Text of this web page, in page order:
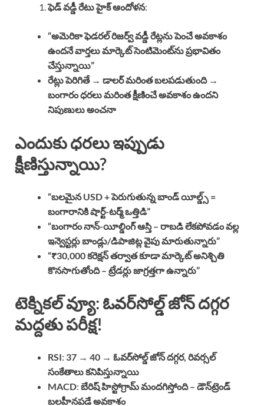
ఫెడ్ వడ్డీ రేటు హైక్ ఆందోళన:
“అమెరికా ఫెడరల్ రిజర్వ్ వడ్డీ రేట్లను పెంచే అవకాశం
ఉందనే వార్తలు మార్కెట్ సెంటిమెంట్‌ను ప్రభావితం
చేస్తున్నాయి”
రేట్లు పెరిగితే → డాలర్ మరింత బలపడుతుంది →
బంగారం ధరలు మరింత క్షీణించే అవకాశం ఉందని
నిపుణులు అంచనా
ఎందుకు ధరలు ఇప్పుడు
క్షీణిస్తున్నాయి?
“బలమైన USD + పెరుగుతున్న బాండ్ యీల్డ్స్ =
బంగారానికి షార్ట్-టర్మ్ ఒత్తిడి”
“బంగారం నాన్-యీల్డింగ్ ఆస్తి – రాబడి లేకపోవడం వల్ల
ఇన్వెస్టర్లు బాండ్లు/డిపాజిట్ల వైపు మారుతున్నారు”
“₹30,000 కరెక్షన్ తర్వాత కూడా మార్కెట్ అనిశ్చితి
కొనసాగుతోంది – ట్రేడర్లు జాగ్రత్తగా ఉన్నారు”
టెక్నికల్ వ్యూ: ఓవర్‌సోల్డ్ జోన్ దగ్గర
మద్దతు పరీక్ష!
RSI: 37 → 40 → ఓవర్‌సోల్డ్ జోన్ దగ్గర, రివర్సల్
సంకేతాలు కనిపిస్తున్నాయి
MACD: బేరిష్ హిస్టోగ్రామ్ మందగిస్తోంది – డౌన్‌ట్రెండ్
బలహీనపడే అవకాశం